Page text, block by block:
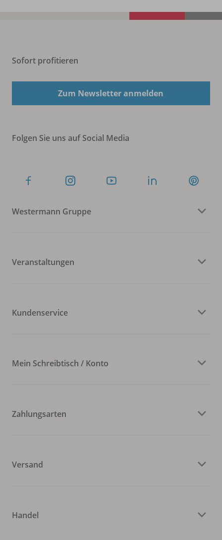
Sofort profitieren
Zum Newsletter anmelden
Folgen Sie uns auf Social Media
Westermann Gruppe
Veranstaltungen
Kundenservice
Mein Schreibtisch / Konto
Zahlungsarten
Versand
Handel